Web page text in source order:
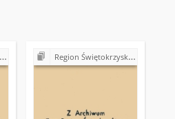
Region Świętokrzyski NSZZ "Solidarność". Delegatura Starachowice